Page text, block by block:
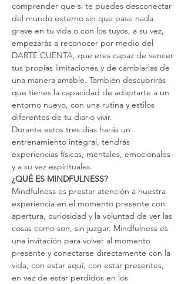
comprender que si te puedes desconectar
del mundo externo sin que pase nada
grave en tu vida o con los tuyos, a su vez,
empezarás a reconocer por medio del
DARTE CUENTA, que eres capaz de vencer
tus propias limitaciones y de cambiarlas de
una manera amable. También descubrirás
que tienes la capacidad de adaptarte a un
entorno nuevo, con una rutina y estilos
diferentes de tu diario vivir.
Durante estos tres días harás un
entrenamiento integral, tendrás
experiencias físicas, mentales, emocionales
y a su vez espirituales.
¿QUÉ ES MINDFULNESS?
Mindfulness es prestar atención a nuestra
experiencia en el momento presente con
apertura, curiosidad y la voluntad de ver las
cosas como son, sin juzgar. Mindfulness es
una invitación para volver al momento
presente y conectarse directamente con la
vida, con estar aquí, con estar presentes,
en vez de estar perdidos en los